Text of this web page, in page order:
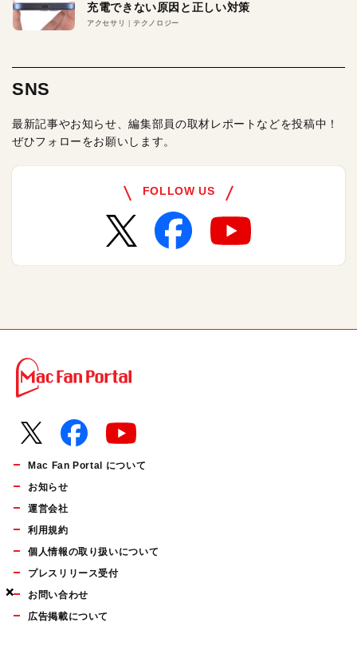
×
×
×
充電できない原因と正しい対策
アクセサリ テクノロジー
SNS
最新記事やお知らせ、編集部員の取材レポートなどを投稿中！
ぜひフォローをお願いします。
FOLLOW US
Mac Fan Portal について
お知らせ
運営会社
利用規約
個人情報の取り扱いについて
プレスリリース受付
お問い合わせ
広告掲載について